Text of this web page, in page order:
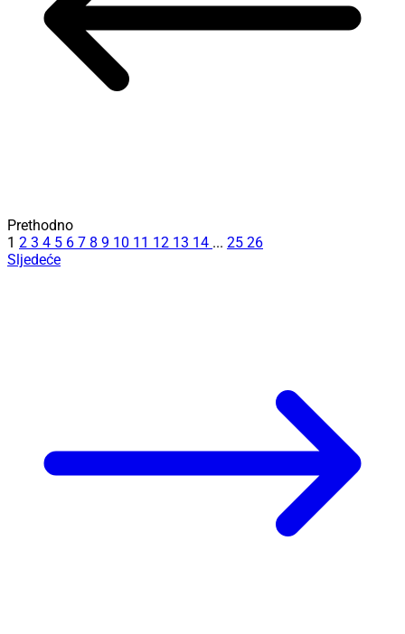
Prethodno
1 2 3 4 5 6 7 8 9 10 11 12 13 14 ... 25 26
Sljedeće